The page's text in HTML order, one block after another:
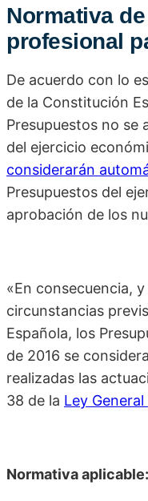
Normativa
profesional
De acuerdo con lo
de la Constitución
Presupuestos no se
del ejercicio
considerarán
Presupuestos del
aprobación de los
«En consecuencia,
circunstancias
Española, los
de 2016 se
realizadas las
38 de la Ley
Normativa aplicable: